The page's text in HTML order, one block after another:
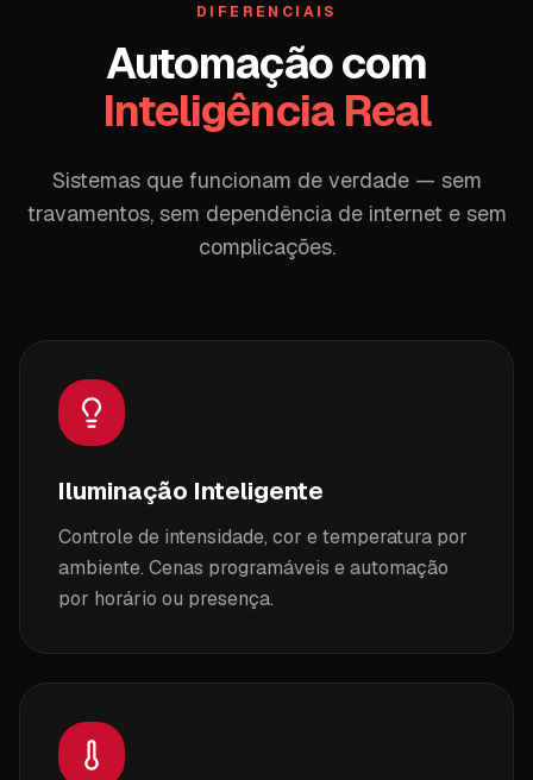
DIFERENCIAIS
Automação com
Inteligência Real
Sistemas que funcionam de verdade — sem
travamentos, sem dependência de internet e sem
complicações.
Iluminação Inteligente
Controle de intensidade, cor e temperatura por
ambiente. Cenas programáveis e automação
por horário ou presença.